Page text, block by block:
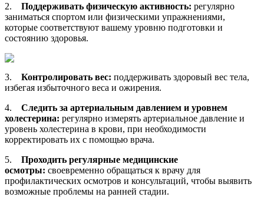
2. Поддерживать физическую активность: регулярно
заниматься спортом или физическими упражнениями,
которые соответствуют вашему уровню подготовки и
состоянию здоровья.
3. Контролировать вес: поддерживать здоровый вес тела,
избегая избыточного веса и ожирения.
4. Следить за артериальным давлением и уровнем
холестерина: регулярно измерять артериальное давление и
уровень холестерина в крови, при необходимости
корректировать их с помощью врача.
5. Проходить регулярные медицинские
осмотры: своевременно обращаться к врачу для
профилактических осмотров и консультаций, чтобы выявить
возможные проблемы на ранней стадии.